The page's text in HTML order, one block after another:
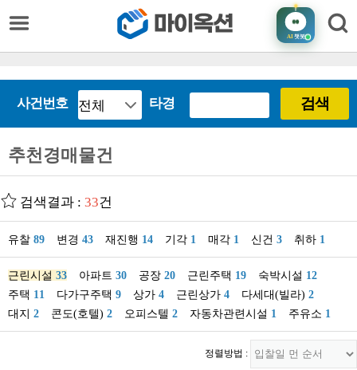
AI챗봇
사건번호 타경 검색
추천경매물건
검색결과 : 33건
유찰 89 변경 43 재진행 14 기각 1 매각 1 신건 3 취하 1
근린시설 33 아파트 30 공장 20 근린주택 19 숙박시설 12
주택 11 다가구주택 9 상가 4 근린상가 4 다세대(빌라) 2
대지 2 콘도(호텔) 2 오피스텔 2 자동차관련시설 1 주유소 1
정렬방법 :